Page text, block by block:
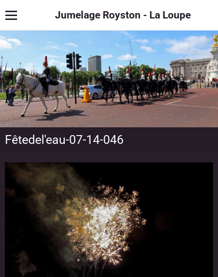
Jumelage Royston - La Loupe
Fêtedel'eau-07-14-046